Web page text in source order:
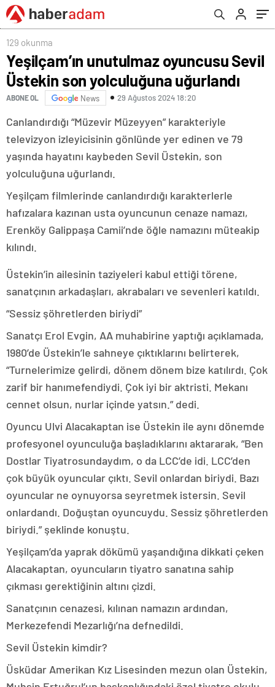
129 okunma
Yeşilçam’ın unutulmaz oyuncusu Sevil
Üstekin son yolculuğuna uğurlandı
ABONE OL News 29 Ağustos 2024 18:20
Canlandırdığı “Müzevir Müzeyyen” karakteriyle
televizyon izleyicisinin gönlünde yer edinen ve 79
yaşında hayatını kaybeden Sevil Üstekin, son
yolculuğuna uğurlandı.
Yeşilçam filmlerinde canlandırdığı karakterlerle
hafızalara kazınan usta oyuncunun cenaze namazı,
Erenköy Galippaşa Camii’nde öğle namazını müteakip
kılındı.
Üstekin’in ailesinin taziyeleri kabul ettiği törene,
sanatçının arkadaşları, akrabaları ve sevenleri katıldı.
“Sessiz şöhretlerden biriydi”
Sanatçı Erol Evgin, AA muhabirine yaptığı açıklamada,
1980’de Üstekin’le sahneye çıktıklarını belirterek,
“Turnelerimize gelirdi, dönem dönem bize katılırdı. Çok
zarif bir hanımefendiydi. Çok iyi bir aktristi. Mekanı
cennet olsun, nurlar içinde yatsın.” dedi.
Oyuncu Ulvi Alacakaptan ise Üstekin ile aynı dönemde
profesyonel oyunculuğa başladıklarını aktararak, “Ben
Dostlar Tiyatrosundaydım, o da LCC’de idi. LCC’den
çok büyük oyuncular çıktı. Sevil onlardan biriydi. Bazı
oyuncular ne oynuyorsa seyretmek istersin. Sevil
onlardandı. Doğuştan oyuncuydu. Sessiz şöhretlerden
biriydi.” şeklinde konuştu.
Yeşilçam’da yaprak dökümü yaşandığına dikkati çeken
Alacakaptan, oyuncuların tiyatro sanatına sahip
çıkması gerektiğinin altını çizdi.
Sanatçının cenazesi, kılınan namazın ardından,
Merkezefendi Mezarlığı’na defnedildi.
Sevil Üstekin kimdir?
Üsküdar Amerikan Kız Lisesinden mezun olan Üstekin,